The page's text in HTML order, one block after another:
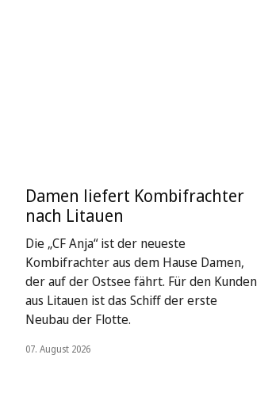
Damen liefert Kombifrachter
nach Litauen
Die „CF Anja“ ist der neueste
Kombifrachter aus dem Hause Damen,
der auf der Ostsee fährt. Für den Kunden
aus Litauen ist das Schiff der erste
Neubau der Flotte.
07. August 2026